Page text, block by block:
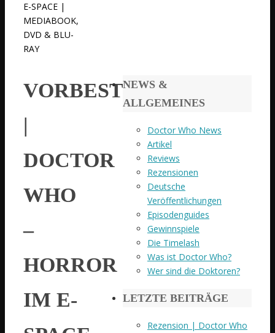
E-SPACE |
MEDIABOOK,
DVD & BLU-
RAY
VORBESTELLBAR
|
DOCTOR
WHO
–
HORROR
IM E-
NEWS &
ALLGEMEINES
Doctor Who News
Artikel
Reviews
Rezensionen
Deutsche
Veröffentlichungen
Episodenguides
Gewinnspiele
Die Timelash
Was ist Doctor Who?
Wer sind die Doktoren?
LETZTE BEITRÄGE
Rezension | Doctor Who